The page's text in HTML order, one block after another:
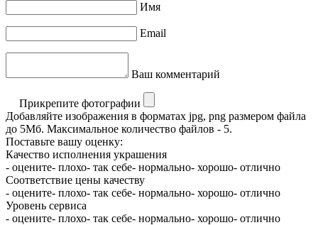
Имя
Email
Ваш комментарий
Прикрепите фотографии
Добавляйте изображения в форматах jpg, png размером файла
до 5Мб. Максимальное количество файлов - 5.
Поставьте вашу оценку:
Качество исполнения украшения
- оцените- плохо- так себе- нормально- хорошо- отлично
Соответствие цены качеству
- оцените- плохо- так себе- нормально- хорошо- отлично
Уровень сервиса
- оцените- плохо- так себе- нормально- хорошо- отлично